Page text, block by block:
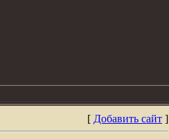
[ Добавить сайт ]